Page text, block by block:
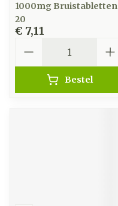
1000mg Bruistabletten
20
€ 7,11
Bestel